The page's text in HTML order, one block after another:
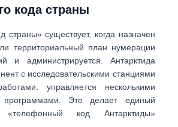
кода страны
страны» существует, когда назначен
территориальный план нумерации
и администрируется. Антарктида
с исследовательскими станциями
управляется несколькими
программами. Это делает единый
«телефонный код Антарктиды»